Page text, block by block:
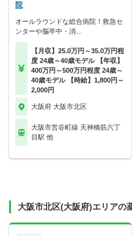
院
オールラウンドな総合病院！救急セ
ンターや脳卒中・消…
【月収】25.0万円～35.0万円程
度 24歳～40歳モデル 【年収】
400万円～500万円程度 24歳～
40歳モデル 【時給】1,800円～
2,000円
大阪府 大阪市北区
大阪市営谷町線 天神橋筋六丁
目駅 他
大阪市北区(大阪府)エリアの